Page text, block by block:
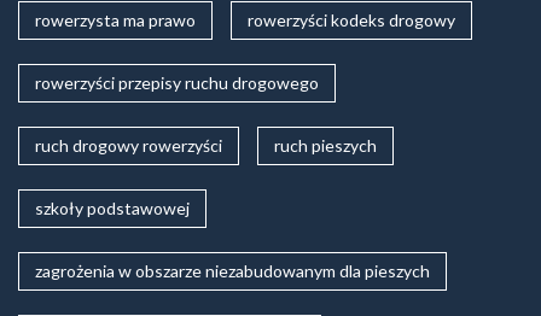
rowerzysta ma prawo rowerzyści kodeks drogowy
rowerzyści przepisy ruchu drogowego
ruch drogowy rowerzyści ruch pieszych
szkoły podstawowej
zagrożenia w obszarze niezabudowanym dla pieszych